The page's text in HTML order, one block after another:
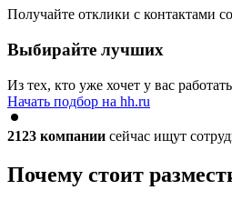
Получайте отклики с контактами
Выбирайте лучших
Из тех, кто уже хочет у вас работать
Начать подбор на hh.ru
2123 компании сейчас ищут
Почему стоит